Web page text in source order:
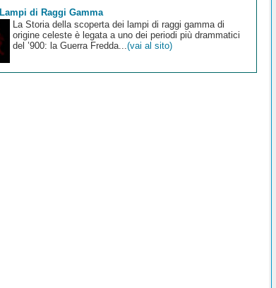
Lampi di Raggi Gamma
La Storia della scoperta dei lampi di raggi gamma di
origine celeste è legata a uno dei periodi più drammatici
del ’900: la Guerra Fredda...(vai al sito)